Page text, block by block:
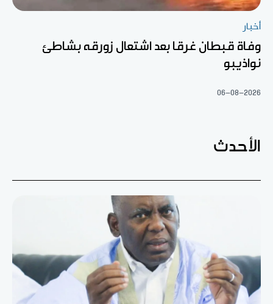
أخبار
وفاة قبطان غرقا بعد اشتعال زورقه بشاطئ
نواذيبو
06-08-2026
الأحدث